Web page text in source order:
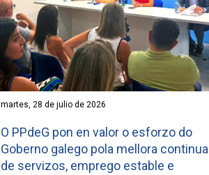
martes, 28 de julio de 2026
O PPdeG pon en valor o esforzo do
Goberno galego pola mellora continua
de servizos, emprego estable e